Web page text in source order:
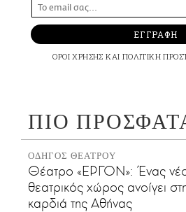
ΕΓΓΡΑΦΗ
ΟΡΟΙ ΧΡΗΣΗΣ ΚΑΙ ΠΟΛΙΤΙΚΗ
ΠΙΟ
ΟΔΗΓΟΣ ΘΕΑΤΡΟΥ
Θέατρο «ΕΡΓΟΝ»: Ένας
θεατρικός χώρος ανοίγει
καρδιά της Αθήνας